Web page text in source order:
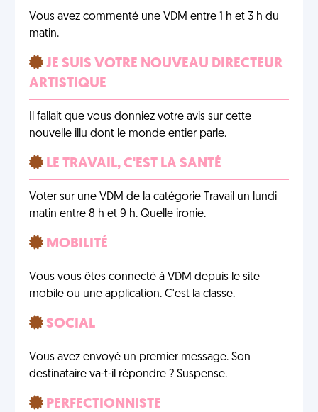
Vous avez commenté une VDM entre 1 h et 3 h du
matin.
JE SUIS VOTRE NOUVEAU DIRECTEUR
ARTISTIQUE
Il fallait que vous donniez votre avis sur cette
nouvelle illu dont le monde entier parle.
LE TRAVAIL, C'EST LA SANTÉ
Voter sur une VDM de la catégorie Travail un lundi
matin entre 8 h et 9 h. Quelle ironie.
MOBILITÉ
Vous vous êtes connecté à VDM depuis le site
mobile ou une application. C'est la classe.
SOCIAL
Vous avez envoyé un premier message. Son
destinataire va-t-il répondre ? Suspense.
PERFECTIONNISTE